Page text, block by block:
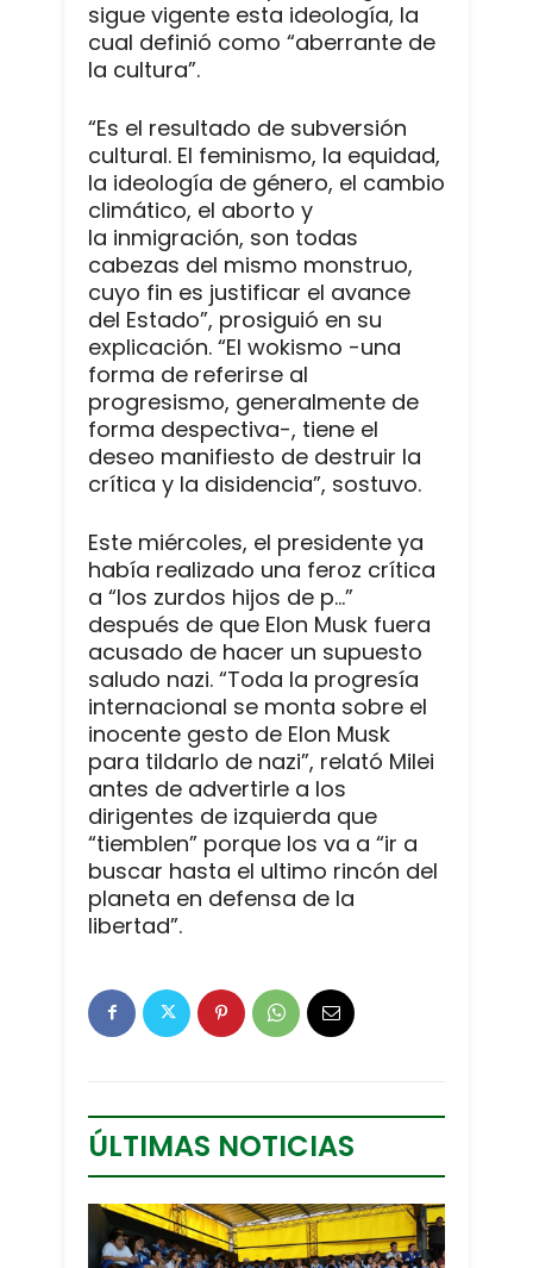
sigue vigente esta ideología, la
cual definió como “aberrante de
la cultura”.
“Es el resultado de subversión
cultural. El feminismo, la equidad,
la ideología de género, el cambio
climático, el aborto y
la inmigración, son todas
cabezas del mismo monstruo,
cuyo fin es justificar el avance
del Estado”, prosiguió en su
explicación. “El wokismo -una
forma de referirse al
progresismo, generalmente de
forma despectiva-, tiene el
deseo manifiesto de destruir la
crítica y la disidencia”, sostuvo.
Este miércoles, el presidente ya
había realizado una feroz crítica
a “los zurdos hijos de p…”
después de que Elon Musk fuera
acusado de hacer un supuesto
saludo nazi. “Toda la progresía
internacional se monta sobre el
inocente gesto de Elon Musk
para tildarlo de nazi”, relató Milei
antes de advertirle a los
dirigentes de izquierda que
“tiemblen” porque los va a “ir a
buscar hasta el ultimo rincón del
planeta en defensa de la
libertad”.
ÚLTIMAS NOTICIAS